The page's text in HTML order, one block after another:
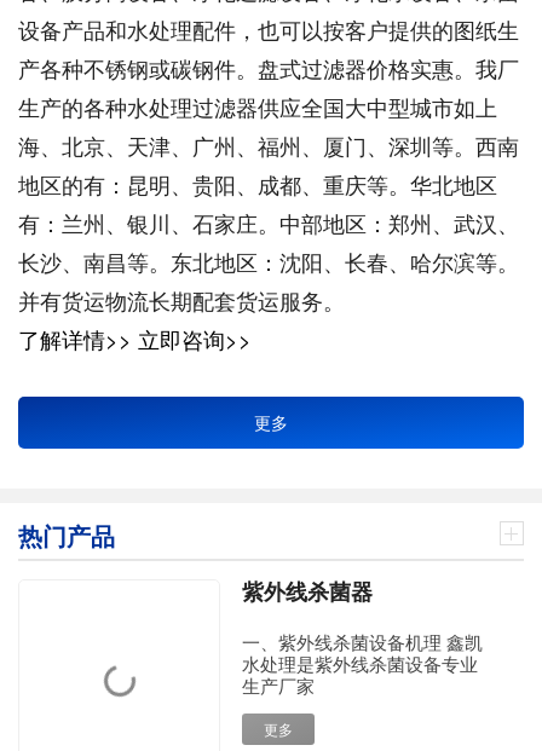
设备产品和水处理配件，也可以按客户提供的图纸生
产各种不锈钢或碳钢件。盘式过滤器价格实惠。我厂
生产的各种水处理过滤器供应全国大中型城市如上
海、北京、天津、广州、福州、厦门、深圳等。西南
地区的有：昆明、贵阳、成都、重庆等。华北地区
有：兰州、银川、石家庄。中部地区：郑州、武汉、
长沙、南昌等。东北地区：沈阳、长春、哈尔滨等。
并有货运物流长期配套货运服务。
了解详情>> 立即咨询>>
更多
热门产品
紫外线杀菌器
一、紫外线杀菌设备机理 鑫凯
水处理是紫外线杀菌设备​专业
生产厂家
更多